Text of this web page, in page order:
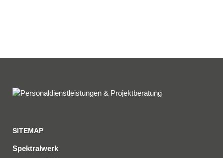
SITEMAP
Spektralwerk